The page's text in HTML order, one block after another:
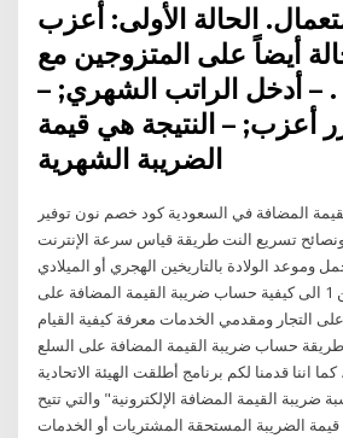
الحالة الأولى: أعزب
أيضاً على المتزوجين مع
أدخل الراتب الشهري; –
– النتيجة هي قيمة
المضافة في السعودية كود خصم نون توفير
طرق ونصائح تسريع النت طريقة قياس سرعة الإنترنت
الولادة بالتاريخين الهجري أو الميلادي
الارقام بالانجليزي من 1 الى كيفية حساب ضريبة القيمة المضافة على
التجار ومقدمي الخدمات معرفة كيفية القيام
طريقة حساب ضريبة القيمة المضافة على السلع
اننا قدمنا لكم برنامج أطلقت الهيئة الاتحادية
القيمة المضافة الإلكترونية" والتي تتيح
الضريبة المستحقة المشتريات أو الخدمات